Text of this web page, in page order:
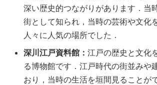
深い歴史的つながりがあります．当
街として知られ，当時の芸術や文化
人々に人気の場所でした．
深川江戸資料館： 江戸の歴史と文化
る博物館です．江戸時代の街並みや
おり，当時の生活を垣間見ることが